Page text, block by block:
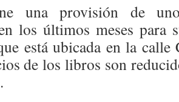
una provisión de
los últimos meses para
está ubicada en la calle
de los libros son